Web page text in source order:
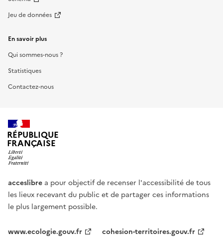
Jeu de données
En savoir plus
Qui sommes-nous ?
Statistiques
Contactez-nous
RÉPUBLIQUE
FRANÇAISE
acceslibre a pour objectif de recenser l'accessibilité de tous
les lieux recevant du public et de partager ces informations
le plus largement possible.
www.ecologie.gouv.fr
cohesion-territoires.gouv.fr